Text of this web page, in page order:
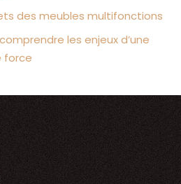
des meubles multifonctions
les enjeux d’une
force